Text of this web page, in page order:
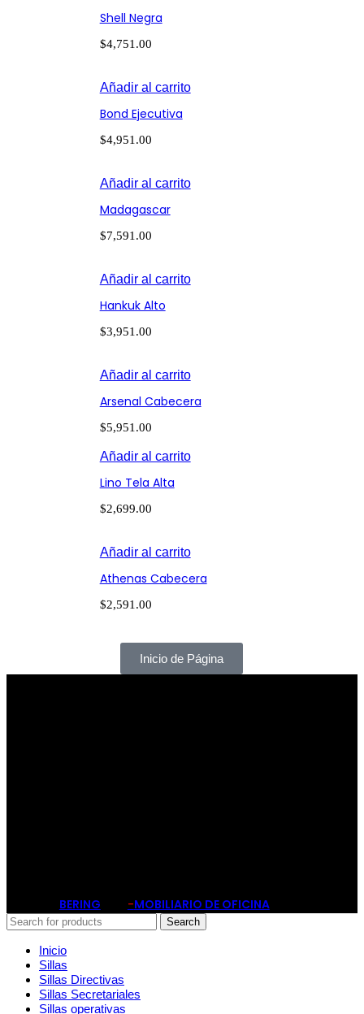
Shell Negra
$4,751.00
Añadir al carrito
Bond Ejecutiva
$4,951.00
Añadir al carrito
Madagascar
$7,591.00
Añadir al carrito
Hankuk Alto
$3,951.00
Añadir al carrito
Arsenal Cabecera
$5,951.00
Añadir al carrito
Lino Tela Alta
$2,699.00
Añadir al carrito
Athenas Cabecera
$2,591.00
Inicio de Página
BERING -MOBILIARIO DE OFICINA
Search
Inicio
Sillas
Sillas Directivas
Sillas Secretariales
Sillas operativas